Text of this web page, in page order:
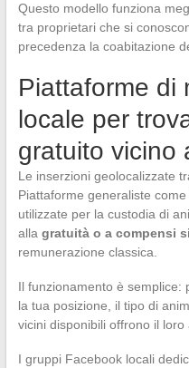
Questo modello funziona
tra proprietari che si
precedenza la coabitazione
Piattaforme di
locale per
gratuito vicino
Le inserzioni geolocalizzate
Piattaforme generaliste
utilizzate per la custodia di
alla gratuità o a compensi
remunerazione classica.
Il funzionamento è semplice:
la tua posizione, il tipo di
vicini disponibili offrono il loro
I gruppi Facebook locali